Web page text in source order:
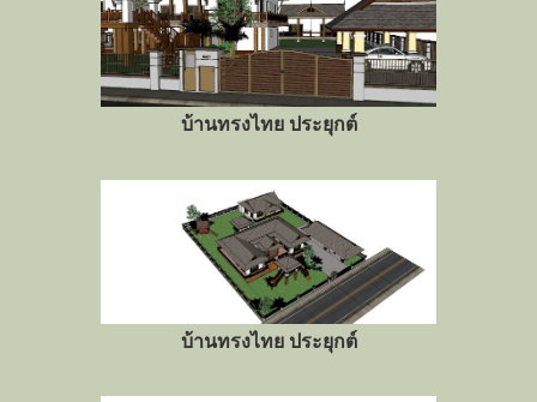
บ้านทรงไทย ประยุกต์
บ้านทรงไทย ประยุกต์